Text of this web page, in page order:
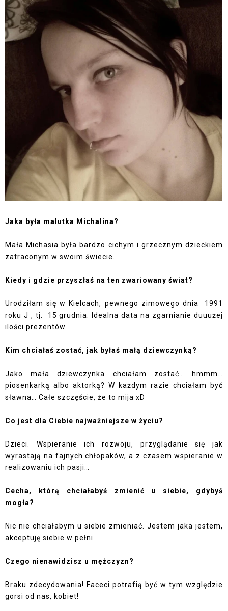
Jaka była malutka Michalina?
Mała Michasia była bardzo cichym i grzecznym dzieckiem
zatraconym w swoim świecie.
Kiedy i gdzie przyszłaś na ten zwariowany świat?
Urodziłam się w Kielcach, pewnego zimowego dnia
1991
roku J , tj.
15 grudnia. Idealna data na zgarnianie duuużej
ilości prezentów.
Kim chciałaś zostać, jak byłaś małą dziewczynką?
Jako mała dziewczynka chciałam zostać… hmmm…
piosenkarką albo aktorką? W każdym razie chciałam być
sławna… Całe szczęście, że to mija xD
Co jest dla Ciebie najważniejsze w życiu?
Dzieci. Wspieranie ich rozwoju, przyglądanie się jak
wyrastają na fajnych chłopaków, a z czasem wspieranie w
realizowaniu ich pasji…
Cecha, którą chciałabyś zmienić u siebie, gdybyś
mogła?
Nic nie chciałabym u siebie zmieniać. Jestem jaka jestem,
akceptuję siebie w pełni.
Czego nienawidzisz u mężczyzn?
Braku zdecydowania! Faceci potrafią być w tym względzie
gorsi od nas, kobiet!